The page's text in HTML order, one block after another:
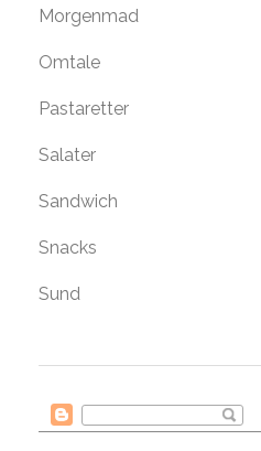
Morgenmad
Omtale
Pastaretter
Salater
Sandwich
Snacks
Sund